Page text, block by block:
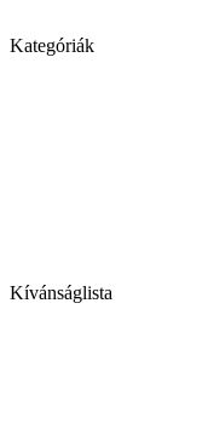
Kategóriák
Kívánságlista